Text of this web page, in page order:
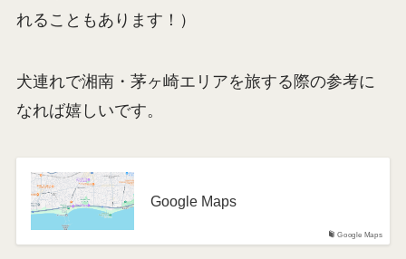
れることもあります！）
犬連れで湘南・茅ヶ崎エリアを旅する際の参考に
なれば嬉しいです。
Google Maps
Google Maps